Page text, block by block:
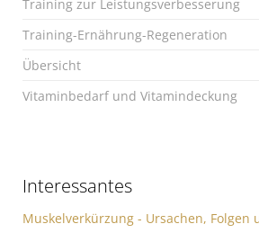
Training zur Leistungsverbesserung
Training-Ernährung-Regeneration
Übersicht
Vitaminbedarf und Vitamindeckung
Interessantes
Muskelverkürzung - Ursachen, Folgen